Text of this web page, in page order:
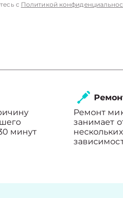
с Политикой
минут
Ремонт
занимает